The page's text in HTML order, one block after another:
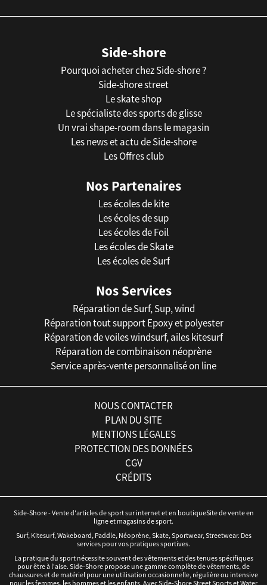
Side-shore
Pourquoi acheter chez Side-shore ?
Side-shore street
Le skate shop
Le spécialiste des sports de glisse
Un vrai shape-room dans le magasin
Les news et actu de Side-shore
Les Offres club
Nos Partenaires
Les écoles de kite
Les écoles de sup
Les écoles de Foil
Les écoles de Skate
Les écoles de Surf
Nos Services
Réparation de Surf, Sup, wind
Réparation tout support Epoxy et polyester
Réparation de voiles windsurf, ailes kitesurf
Réparation de combinaison néoprène
Service après-vente personnalisé on line
NOUS CONTACTER
PLAN DU SITE
MENTIONS LÉGALES
PROTECTION DES DONNÉES
CGV
CRÉDITS
Side-Shore - Vente d'articles de sport sur internet et en boutiqueSite de vente en
ligne et magasins de sport.
Surf, Kitesurf, Wakeboard, Paddle, Néoprène, Skate, Sportwear, Streetwear. Des
services pour vos pratiques sportives.
La pratique du sport nécessite souvent des vêtements et des tenues spécifiques
pour être à l'aise. Side-Shore propose une gamme complète de vêtements, de
chaussures et de matériel pour une utilisation occasionnelle, régulière ou intensive
pour les femmes, les hommes et les enfants. Avec Side-Shore Street Sports et Water